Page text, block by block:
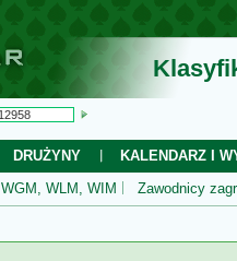
DRUŻYNY
KALENDARZ I
WGM, WLM, WIM Zawodnicy